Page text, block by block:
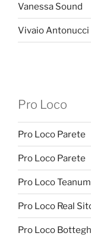
Vanessa Sound
Vivaio Antonucci
Pro Loco
Pro Loco Parete
Pro Loco Parete
Pro Loco
Pro Loco Real
Pro Loco